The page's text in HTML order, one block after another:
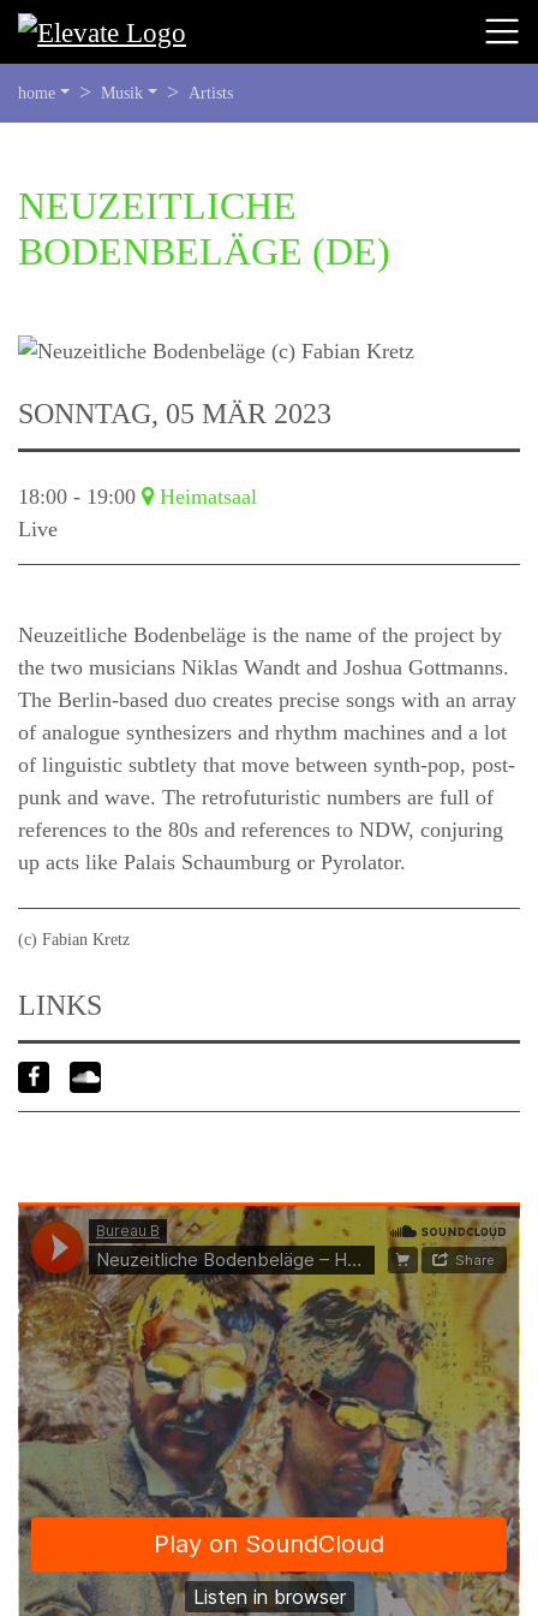
BEFINDEN
SICH
home Musik Artists
BEGINN
DES
SEITENBEREICHS:
INHALT
NEUZEITLICHE
BODENBELÄGE (DE)
SONNTAG, 05 MÄR 2023
18:00 - 19:00
Heimatsaal
Live
Neuzeitliche Bodenbeläge is the name of the project by
the two musicians Niklas Wandt and Joshua Gottmanns.
The Berlin-based duo creates precise songs with an array
of analogue synthesizers and rhythm machines and a lot
of linguistic subtlety that move between synth-pop, post-
punk and wave. The retrofuturistic numbers are full of
references to the 80s and references to NDW, conjuring
up acts like Palais Schaumburg or Pyrolator.
(c) Fabian Kretz
LINKS